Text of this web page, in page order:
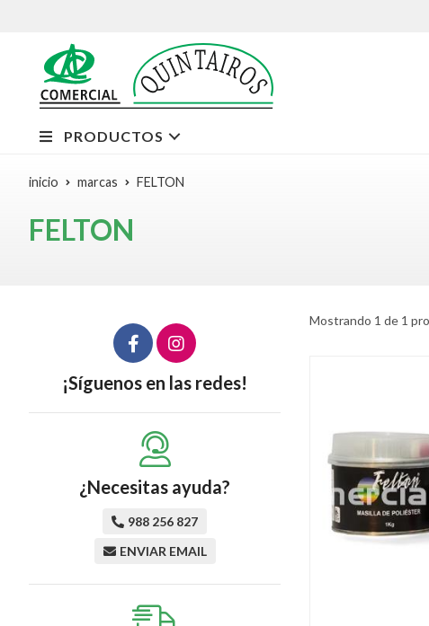
PRODUCTOS
inicio marcas FELTON
FELTON
Mostrando 1 de 1
¡Síguenos en las redes!
¿Necesitas ayuda?
988 256 827
ENVIAR EMAIL